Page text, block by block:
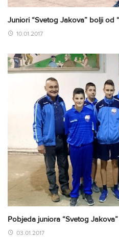
Juniori “Svetog Jakova” bolji od
10.01.2017
Pobjeda juniora “Svetog
03.01.2017